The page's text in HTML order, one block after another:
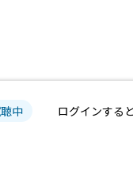
中 ログインする